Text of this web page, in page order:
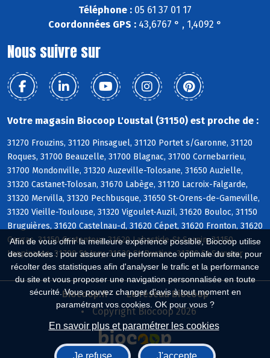
Afin de vous offrir la meilleure expérience possible, Biocoop utilise
des cookies : pour assurer une performance optimale du site, pour
récolter des statistiques afin d'analyser le trafic et la performance
du site et vous proposer une navigation personnalisée en toute
sécurité. Vous pouvez changer d'avis à tout moment en
paramétrant vos cookies. OK pour vous ?
En savoir plus et paramétrer les cookies
Je refuse J'accepte
Téléphone : 05 61 37 01 17
Coordonnées GPS : 43,6767 ° , 1,4092 °
Nous suivre sur
Votre magasin Biocoop L'oustal (31150) est proche de :
31270 Frouzins, 31120 Pinsaguel, 31120 Portet s/Garonne, 31120
Roques, 31700 Beauzelle, 31700 Blagnac, 31700 Cornebarrieu,
31700 Mondonville, 31320 Auzeville-Tolosane, 31650 Auzielle,
31320 Castanet-Tolosan, 31670 Labège, 31120 Lacroix-Falgarde,
31320 Mervilla, 31320 Pechbusque, 31650 St-Orens-de-Gameville,
31320 Vieille-Toulouse, 31320 Vigoulet-Auzil, 31620 Bouloc, 31150
Bruguières, 31620 Castelnau-d, 31620 Cépet, 31620 Fronton, 31620
Gargas, 31150 Gratentour, 31620 Labastide-St-Sernin, 31150
Lespinasse, 31790 St-Jory, 31620 St-Rustice, 31790 St-Sauveur
Biocoop.fr
Le réseau Biocoop
Copyright Biocoop 2026